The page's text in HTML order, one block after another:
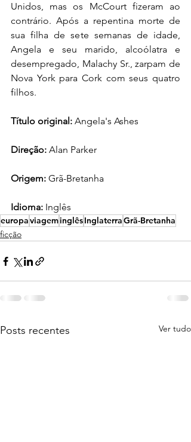
Unidos, mas os McCourt fizeram ao
contrário. Após a repentina morte de
sua filha de sete semanas de idade,
Angela e seu marido, alcoólatra e
desempregado, Malachy Sr., zarpam de
Nova York para Cork com seus quatro
filhos.
Título original: Angela's Ashes
Direção: Alan Parker
Origem: Grã-Bretanha
Idioma: Inglês
europaviageminglêsInglaterraGrã-Bretanha
ficção
Posts recentes Ver tudo